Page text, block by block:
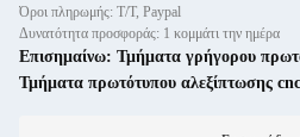
Όροι πληρωμής: Τ/Τ, Paypal
Δυνατότητα προσφοράς: 1 κομμάτι την ημέρα
Επισημαίνω: Τμήματα γρήγορου
Τμήματα πρωτότυπου αλεξίπτωσης